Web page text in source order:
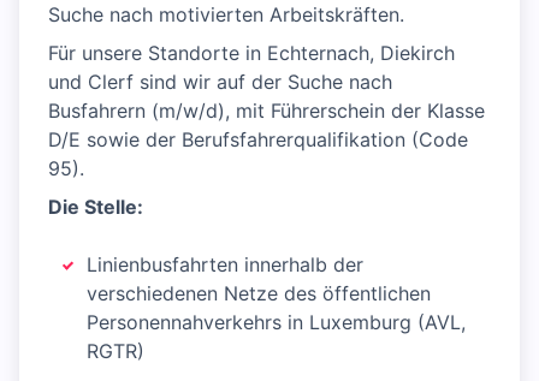
Suche nach motivierten Arbeitskräften.
Für unsere Standorte in Echternach, Diekirch
und Clerf sind wir auf der Suche nach
Busfahrern (m/w/d), mit Führerschein der Klasse
D/E sowie der Berufsfahrerqualifikation (Code
95).
Die Stelle:
Linienbusfahrten innerhalb der
verschiedenen Netze des öffentlichen
Personennahverkehrs in Luxemburg (AVL,
RGTR)